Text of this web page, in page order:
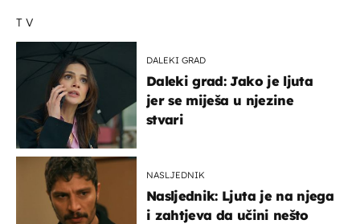
TV
DALEKI GRAD
Daleki grad: Jako je ljuta
jer se miješa u njezine
stvari
NASLJEDNIK
Nasljednik: Ljuta je na njega
i zahtjeva da učini nešto